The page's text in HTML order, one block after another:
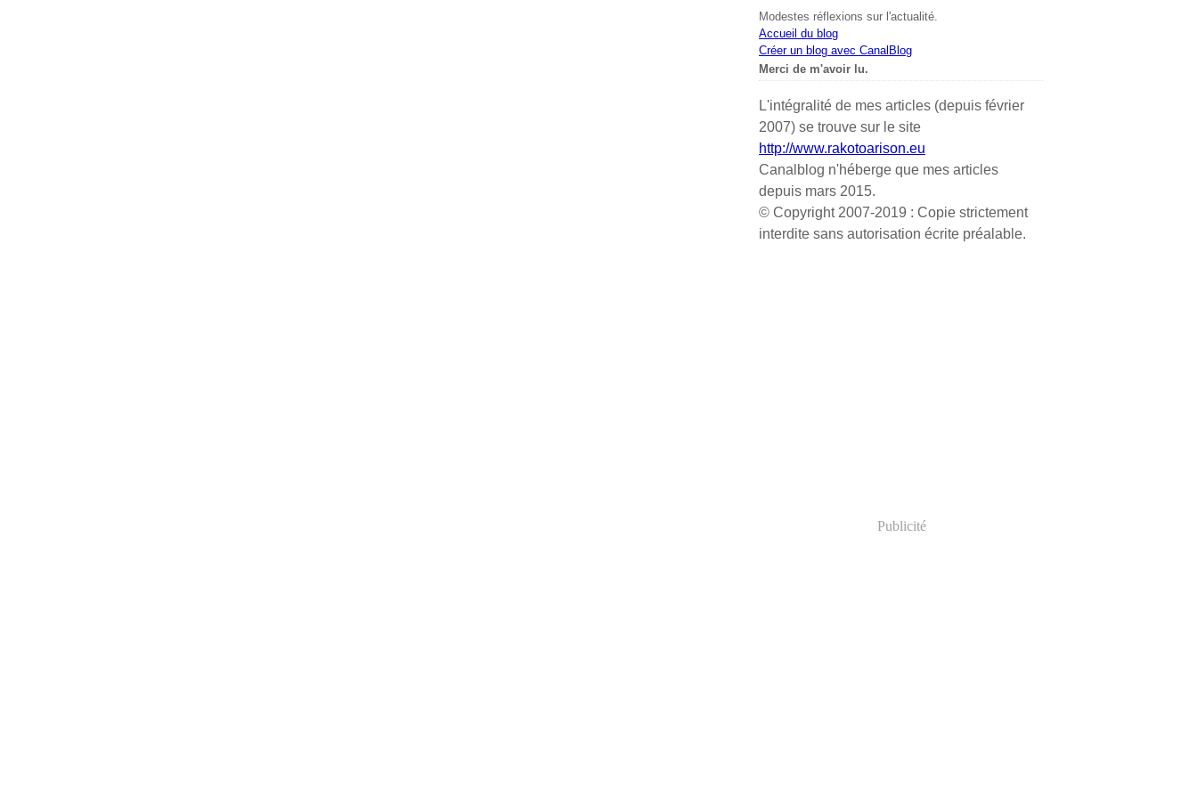
Modestes réflexions sur l'actualité.
Accueil du blog
Créer un blog avec CanalBlog
Merci de m'avoir lu.
L'intégralité de mes articles (depuis février
2007) se trouve sur le site
http://www.rakotoarison.eu
Canalblog n'héberge que mes articles
depuis mars 2015.
© Copyright 2007-2019 : Copie strictement
interdite sans autorisation écrite préalable.
Publicité